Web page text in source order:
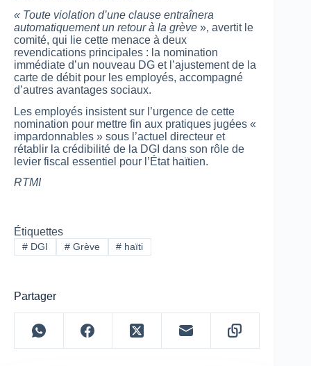
« Toute violation d’une clause entraînera
automatiquement un retour à la grève », avertit le
comité, qui lie cette menace à deux
revendications principales : la nomination
immédiate d’un nouveau DG et l’ajustement de la
carte de débit pour les employés, accompagné
d’autres avantages sociaux.
Les employés insistent sur l’urgence de cette
nomination pour mettre fin aux pratiques jugées «
impardonnables » sous l’actuel directeur et
rétablir la crédibilité de la DGI dans son rôle de
levier fiscal essentiel pour l’État haïtien.
RTMI
Étiquettes
#DGI #Grève # haïti
Partager